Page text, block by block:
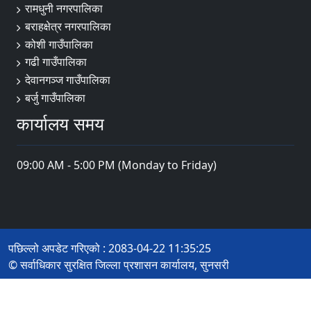
रामधुनी नगरपालिका
बराहक्षेत्र नगरपालिका
कोशी गाउँपालिका
गढी गाउँपालिका
देवानगञ्ज गाउँपालिका
बर्जु गाउँपालिका
कार्यालय समय
09:00 AM - 5:00 PM (Monday to Friday)
पछिल्लो अपडेट गरिएको : 2083-04-22 11:35:25
© सर्वाधिकार सुरक्षित जिल्ला प्रशासन कार्यालय, सुनसरी